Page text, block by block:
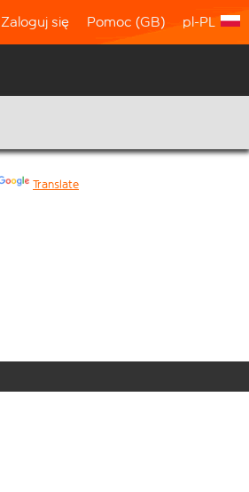
Zaloguj się Pomoc (GB) pl-PL
Translate